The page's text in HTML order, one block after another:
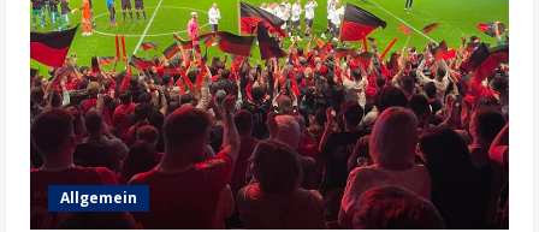
Allgemein